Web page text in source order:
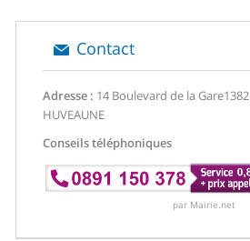
Contact
Adresse : 14 Boulevard de la Gare
HUVEAUNE
Conseils téléphoniques
par Mairie.net